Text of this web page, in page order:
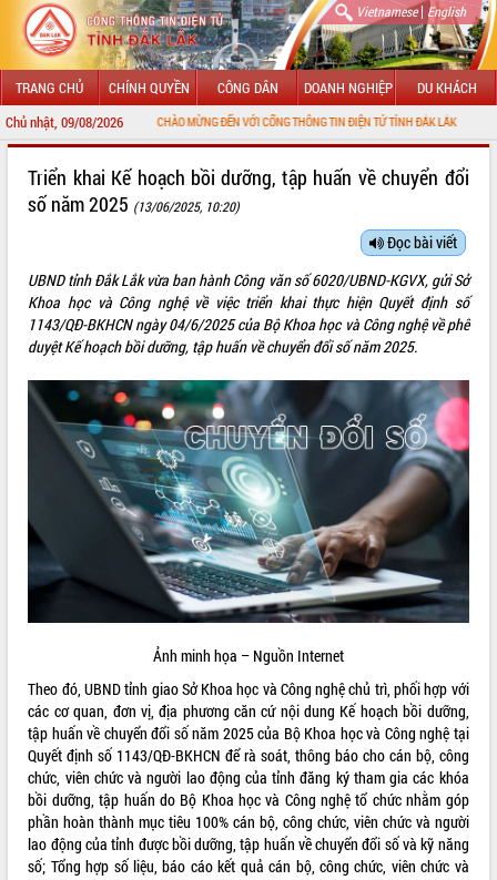
Vietnamese| English
TRANG CHỦ CHÍNH QUYỀN CÔNG DÂN DOANH NGHIỆP DU KHÁCH
Chủ nhật, 09/08/2026CHÀO MỪNG ĐẾN VỚI CỔNG THÔNG TIN ĐIỆN TỬ TỈNH ĐẮK LẮK
LÃNH ĐẠO UBND TỈNH
SỞ, BAN, NGÀNH
UBND CÁC XÃ, PHƯỜNG
THÔNG TIN CHỈ ĐẠO ĐIỀU HÀNH
HỆ THỐNG VĂN BẢN
VĂN BẢN HĐND TỈNH
ĐIỂM TIN VĂN BẢN
QUY HOẠCH - KẾ HOẠCH
Triển khai Kế hoạch bồi dưỡng, tập huấn về chuyển đổi
số năm 2025 (13/06/2025, 10:20)
Đọc bài viết
UBND tỉnh Đắk Lắk vừa ban hành Công văn số 6020/UBND-KGVX, gửi Sở
Khoa học và Công nghệ về việc triển khai thực hiện Quyết định số
1143/QĐ-BKHCN ngày 04/6/2025 của Bộ Khoa học và Công nghệ về phê
duyệt Kế hoạch bồi dưỡng, tập huấn về chuyển đổi số năm 2025.
Ảnh minh họa – Nguồn Internet
Theo đó, UBND tỉnh giao Sở Khoa học và Công nghệ chủ trì, phối hợp với
các cơ quan, đơn vị, địa phương căn cứ nội dung Kế hoạch bồi dưỡng,
tập huấn về chuyển đổi số năm 2025 của Bộ Khoa học và Công nghệ tại
Quyết định số 1143/QĐ-BKHCN để rà soát, thông báo cho cán bộ, công
chức, viên chức và người lao động của tỉnh đăng ký tham gia các khóa
bồi dưỡng, tập huấn do Bộ Khoa học và Công nghệ tổ chức nhằm góp
phần hoàn thành mục tiêu 100% cán bộ, công chức, viên chức và người
lao động của tỉnh được bồi dưỡng, tập huấn về chuyển đổi số và kỹ năng
số; Tổng hợp số liệu, báo cáo kết quả cán bộ, công chức, viên chức và